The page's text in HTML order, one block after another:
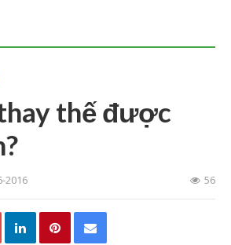
thế được
2016 56